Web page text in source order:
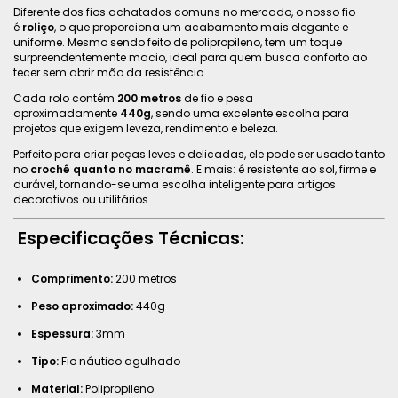
Diferente dos fios achatados comuns no mercado, o nosso fio
é roliço, o que proporciona um acabamento mais elegante e
uniforme. Mesmo sendo feito de polipropileno, tem um toque
surpreendentemente macio, ideal para quem busca conforto ao
tecer sem abrir mão da resistência.
Cada rolo contém 200 metrosde fio e pesa
aproximadamente 440g, sendo uma excelente escolha para
projetos que exigem leveza, rendimento e beleza.
Perfeito para criar peças leves e delicadas, ele pode ser usado tanto
no crochê quanto no macramê. E mais: é resistente ao sol, firme e
durável, tornando-se uma escolha inteligente para artigos
decorativos ou utilitários.
Especificações Técnicas:
Comprimento:200 metros
Peso aproximado:440g
Espessura:3mm
Tipo:Fio náutico agulhado
Material:Polipropileno